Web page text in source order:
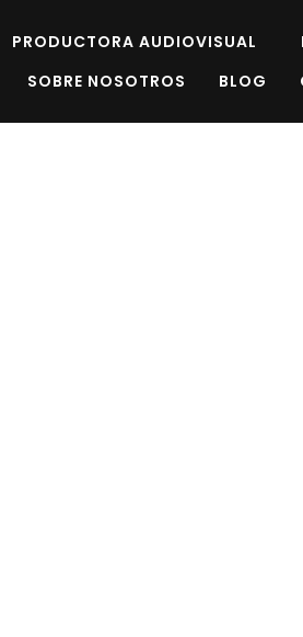
PRODUCTORA AUDIOVISUAL
SOBRE NOSOTROS
BLOG